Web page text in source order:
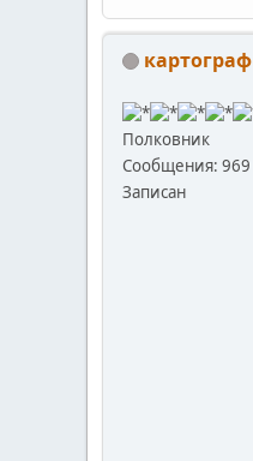
картограф
Полковник
Сообщения: 969
Записан